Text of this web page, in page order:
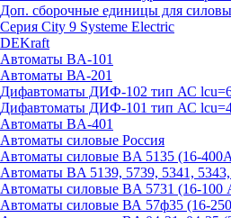
Доп. сборочные единицы для
Серия City 9 Systeme Electric
DEKraft
Автоматы BA-101
Автоматы ВА-201
Дифавтоматы ДИФ-102 тип АС
Дифавтоматы ДИФ-101 тип АС
Автоматы BA-401
Автоматы силовые Россия
Автоматы силовые BA 5135 (16-
Автоматы BA 5139, 5739, 5341,
Автоматы силовые BA 5731 (16-100
Автоматы силовые ВА 57ф35 (16-